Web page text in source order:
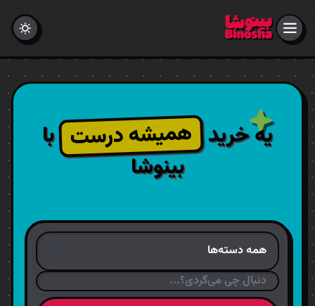
یه خرید همیشه درست با
بینوشا